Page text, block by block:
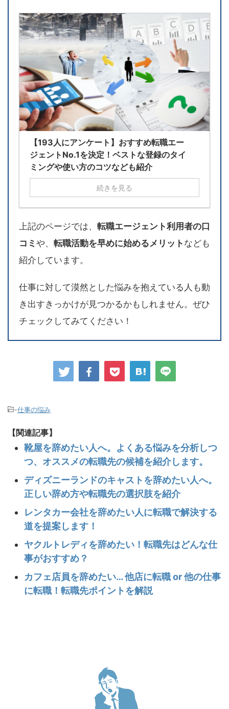
【193人にアンケート】おすすめ転職エー
ジェントNo.1を決定！ベストな登録のタイ
ミングや使い方のコツなども紹介
続きを見る
上記のページでは、 転職エージェント利用者の口
コミ や、 転職活動を早めに始めるメリット なども
紹介しています。
仕事に対して漠然とした悩みを抱えている人も動
き出すきっかけが見つかるかもしれません。ぜひ
チェックしてみてください！
-仕事の悩み
【関連記事】
靴屋を辞めたい人へ。よくある悩みを分析しつ
つ、オススメの転職先の候補を紹介します。
ディズニーランドのキャストを辞めたい人へ。
正しい辞め方や転職先の選択肢を紹介
レンタカー会社を辞めたい人に転職で解決する
道を提案します！
ヤクルトレディを辞めたい！転職先はどんな仕
事がおすすめ？
カフェ店員を辞めたい… 他店に転職 or 他の仕事
に転職！転職先ポイントを解説